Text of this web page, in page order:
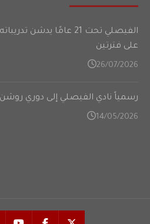
الفيصلي تحت 21 عامًا
على فترتين
26/07/2026
رسمياً نادي الفيصلي إلى دوري روشن
14/05/2026